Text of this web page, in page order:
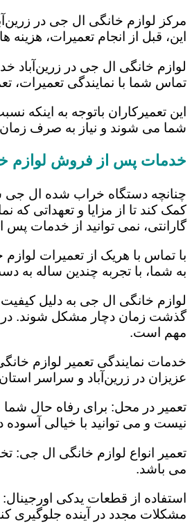
مرکز لوازم خانگی ال جی در
این، قبل از انجام تعمیرات،
لوازم خانگی ال جی در زرین‌آباد
تماس شما با نمایندگی
این تعمیرکاران باتوجه به اینکه
شما می شوند و نیاز به صرف
خدمات پس از فروش لوازم
چنانچه دستگاه خراب شده ال جی
کمک کند تا از مزایا و تعهداتی که
گارانتی، نمی توانید از خدمات
با تماس با هریک از تعمیرات
به شما، با تجربه چندین ساله به
لوازم خانگی ال جی به دلیل کیفیت
گذشت زمان دچار مشکل شوند. در
مهم است.
خدمات نمایندگی تعمیر لوازم
عزیزان در زرین‌آباد و سراسر
تعمیر در محل: برای رفاه حال
نیست و می توانید با خیالی آسوده
تعمیر انواع لوازم خانگی ال جی:
می باشد.
استفاده از قطعات یدکی
مشکلات مجدد در آینده جلوگیری